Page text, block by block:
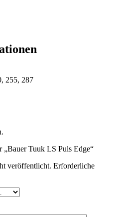
255, 287
„Bauer Tuuk LS Puls Edge“
veröffentlicht. Erforderliche